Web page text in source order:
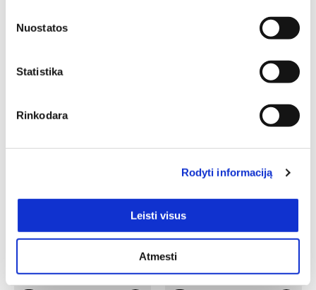
Nuostatos
Statistika
Rinkodara
Rodyti informaciją
Leisti visus
Atmesti
Similar products
Pakabinama lentyna
apšvietimu
288,00 €244,80 €
Išskleidžiamas stalas
FLINSTONE-S1
Ilgis: 160 cm, Plotis: 90 cm,
888,00